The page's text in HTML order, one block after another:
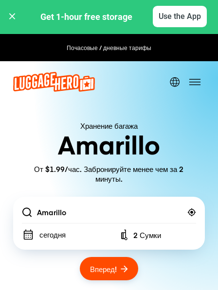
Get 1-hour free storage Use the App
Почасовые / дневные тарифы Гибкое бронирование
Хранение багажа
Amarillo
От $1.99/час. Забронируйте менее чем за 2
минуты.
Location
сегодня Number of bags
2 Сумки
Вперед!